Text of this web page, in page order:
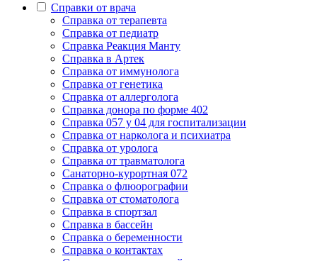
Справки от врача
Справка от терапевта
Справка от педиатр
Cправка Реакция Манту
Cправка в Артек
Cправка от иммунолога
Cправка от генетика
Cправка от аллерголога
Cправка донора по форме 402
Cправка 057 у 04 для госпитализации
Справка от нарколога и психиатра
Cправка от уролога
Справка от травматолога
Санаторно-курортная 072
Справка о флюорографии
Справка от стоматолога
Справка в спортзал
Справка в бассейн
Справка о беременности
Справка о контактах